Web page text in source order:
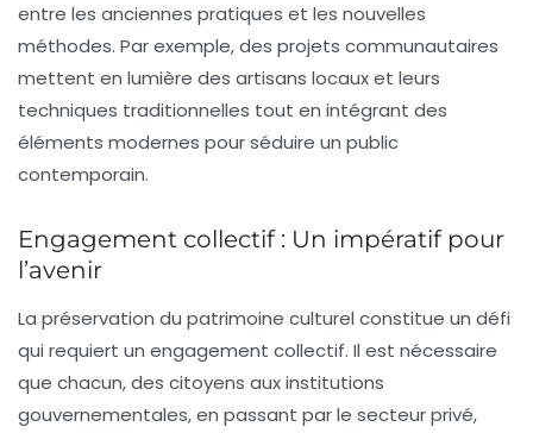
entre les anciennes pratiques et les nouvelles
méthodes. Par exemple, des projets communautaires
mettent en lumière des artisans locaux et leurs
techniques traditionnelles tout en intégrant des
éléments modernes pour séduire un public
contemporain.
Engagement collectif : Un impératif pour
l’avenir
La préservation du patrimoine culturel constitue un défi
qui requiert un engagement collectif. Il est nécessaire
que chacun, des citoyens aux institutions
gouvernementales, en passant par le secteur privé,